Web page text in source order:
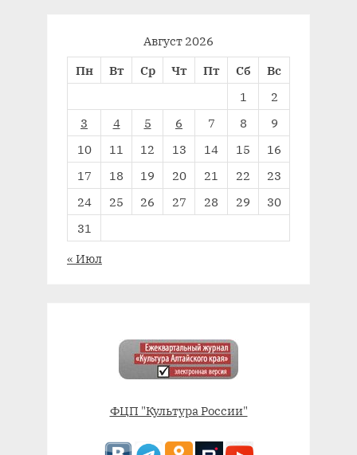
Август 2026
Пн
Вт Ср Чт Пт Сб
Вс
1
2
3
4 5 6 7 8
9
10
11 12 13 14 15
16
17
18 19 20 21 22
23
24
25 26 27 28 29
30
31
« Июл
ФЦП "Культура России"